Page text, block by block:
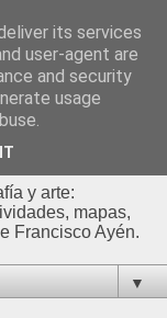
|
y arte:
mapas,
Francisco Ayén.
▼
its services
user-agent are
and security
usage